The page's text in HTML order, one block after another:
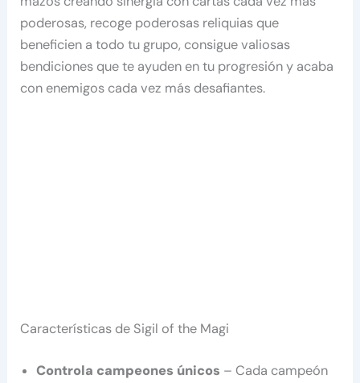
poderosas, recoge poderosas reliquias que
beneficien a todo tu grupo, consigue valiosas
bendiciones que te ayuden en tu progresión y acaba
con enemigos cada vez más desafiantes.
Características de Sigil of the Magi
Controla campeones únicos – Cada campeón